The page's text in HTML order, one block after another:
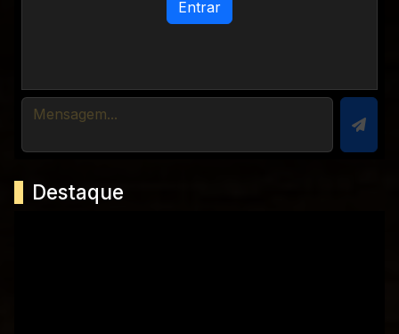
Entrar
Destaque